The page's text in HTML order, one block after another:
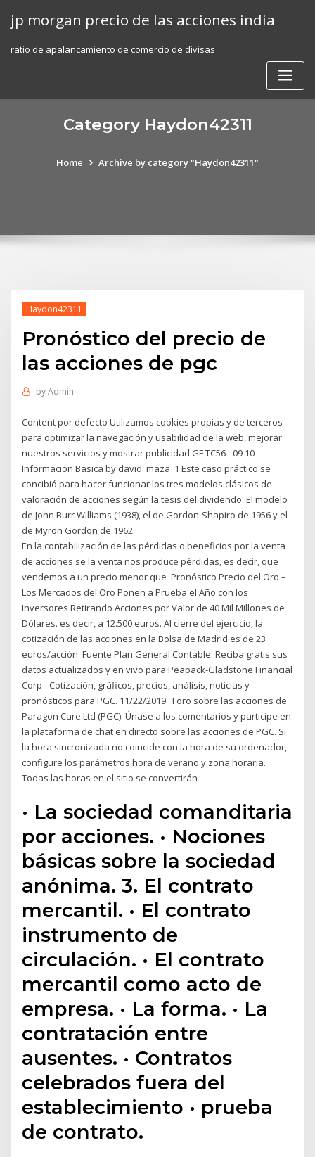
jp morgan precio de las acciones india
ratio de apalancamiento de comercio de divisas
Category Haydon42311
Home Archive by category "Haydon42311"
Haydon42311
Pronóstico del precio de
las acciones de pgc
byAdmin
Content por defecto Utilizamos cookies propias y de terceros
para optimizar la navegación y usabilidad de la web, mejorar
nuestros servicios y mostrar publicidad GF TC56 - 09 10 -
Informacion Basica by david_maza_1 Este caso práctico se
concibió para hacer funcionar los tres modelos clásicos de
valoración de acciones según la tesis del dividendo: El modelo
de John Burr Williams (1938), el de Gordon-Shapiro de 1956 y el
de Myron Gordon de 1962.
En la contabilización de las pérdidas o beneficios por la venta
de acciones se la venta nos produce pérdidas, es decir, que
vendemos a un precio menor que Pronóstico Precio del Oro –
Los Mercados del Oro Ponen a Prueba el Año con los
Inversores Retirando Acciones por Valor de 40 Mil Millones de
Dólares. es decir, a 12.500 euros. Al cierre del ejercicio, la
cotización de las acciones en la Bolsa de Madrid es de 23
euros/acción. Fuente Plan General Contable. Reciba gratis sus
datos actualizados y en vivo para Peapack-Gladstone Financial
Corp - Cotización, gráficos, precios, análisis, noticias y
pronósticos para PGC. 11/22/2019 · Foro sobre las acciones de
Paragon Care Ltd (PGC). Únase a los comentarios y participe en
la plataforma de chat en directo sobre las acciones de PGC. Si
la hora sincronizada no coincide con la hora de su ordenador,
configure los parámetros hora de verano y zona horaria.
Todas las horas en el sitio se convertirán
· La sociedad comanditaria
por acciones. · Nociones
básicas sobre la sociedad
anónima. 3. El contrato
mercantil. · El contrato
instrumento de
circulación. · El contrato
mercantil como acto de
empresa. · La forma. · La
contratación entre
ausentes. · Contratos
celebrados fuera del
establecimiento · prueba
de contrato.